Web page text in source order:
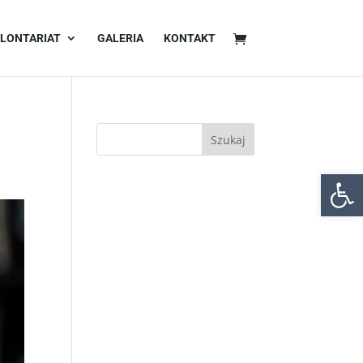
GALERIA KONTAKT